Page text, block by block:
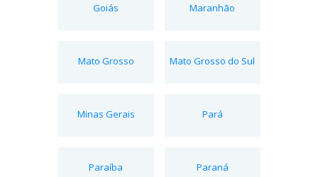
Goiás Maranhão
Mato Grosso Mato Grosso do Sul
Minas Gerais Pará
Paraíba Paraná